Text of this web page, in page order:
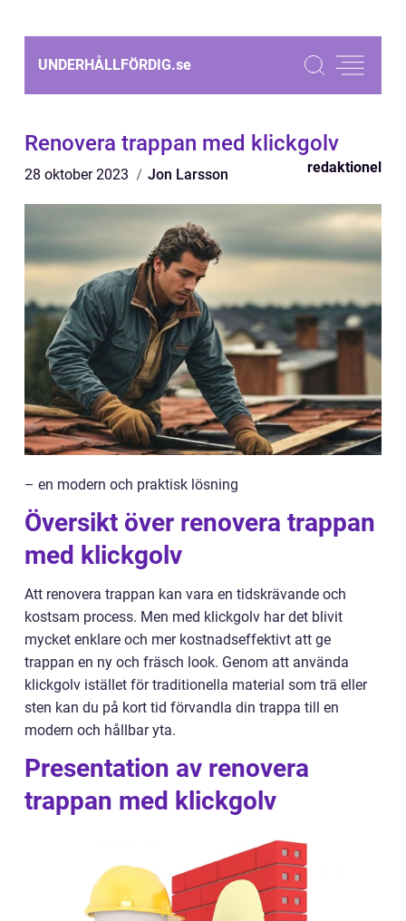
UNDERHÅLLFÖRDIG.se
Renovera trappan med klickgolv
28 oktober 2023 Jon Larsson redaktionel
– en modern och praktisk lösning
Översikt över renovera trappan
med klickgolv
Att renovera trappan kan vara en tidskrävande och
kostsam process. Men med klickgolv har det blivit
mycket enklare och mer kostnadseffektivt att ge
trappan en ny och fräsch look. Genom att använda
klickgolv istället för traditionella material som trä eller
sten kan du på kort tid förvandla din trappa till en
modern och hållbar yta.
Presentation av renovera
trappan med klickgolv